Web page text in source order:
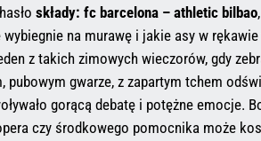
składy: fc barcelona – athletic bilbao
na murawę i jakie asy w
z takich zimowych wieczorów, gdy
pubowym gwarze, z zapartym tchem
gorącą debatę i potężne emocje.
czy środkowego pomocnika może